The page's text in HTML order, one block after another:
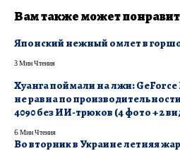
Вам также может
Японский нежный омлет в
3 Мин Чтения
Хуанга поймали на лжи: GeForce
не равна по
4090 без ИИ-трюков (4 фото + 2
6 Мин Чтения
Во вторник в Украине летняя